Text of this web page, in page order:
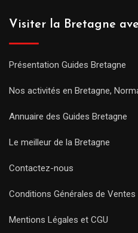
Visiter la Bretagne
Présentation Guides Bretagne
Nos activités en Bretagne,
Annuaire des Guides Bretagne
Le meilleur de la Bretagne
Contactez-nous
Conditions Générales de Ventes
Mentions Légales et CGU